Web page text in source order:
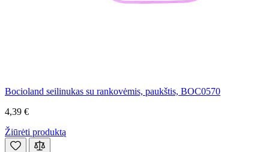
Bocioland seilinukas su rankovėmis, paukštis, BOC0570
4,39 €
Žiūrėti produktą